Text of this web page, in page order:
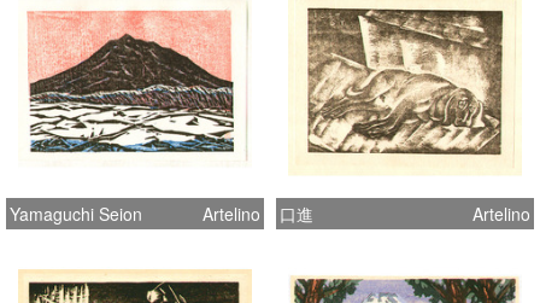
Yamaguchi Seion Artelino 口進 Artelino